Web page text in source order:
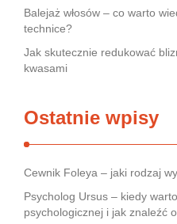
Balejaż włosów – co warto
technice?
Jak skutecznie redukować
kwasami
Ostatnie wpisy
Cewnik Foleya – jaki rodzaj
Psycholog Ursus – kiedy
psychologicznej i jak znaleźć